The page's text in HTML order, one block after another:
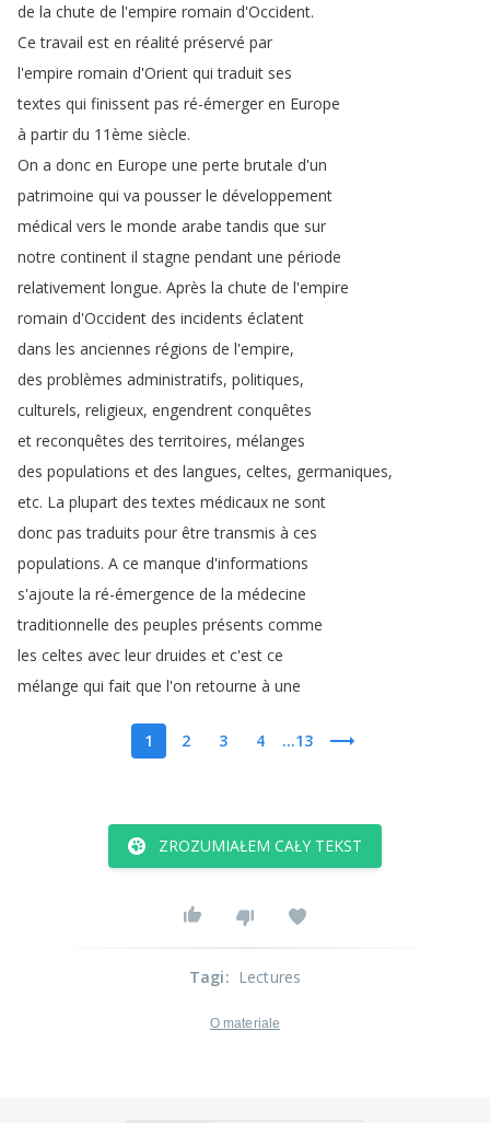
de la chute de l'empire romain d'Occident.
Ce travail est en réalité préservé par
l'empire romain d'Orient qui traduit ses
textes qui finissent pas ré-émerger en Europe
à partir du 11ème siècle.
On a donc en Europe une perte brutale d'un
patrimoine qui va pousser le développement
médical vers le monde arabe tandis que sur
notre continent il stagne pendant une période
relativement longue. Après la chute de l'empire
romain d'Occident des incidents éclatent
dans les anciennes régions de l'empire,
des problèmes administratifs, politiques,
culturels, religieux, engendrent conquêtes
et reconquêtes des territoires, mélanges
des populations et des langues, celtes, germaniques,
etc. La plupart des textes médicaux ne sont
donc pas traduits pour être transmis à ces
populations. A ce manque d'informations
s'ajoute la ré-émergence de la médecine
traditionnelle des peuples présents comme
les celtes avec leur druides et c'est ce
mélange qui fait que l'on retourne à une
1 2 3 4 ...13
ZROZUMIAŁEM CAŁY TEKST
Tagi: Lectures
O materiale